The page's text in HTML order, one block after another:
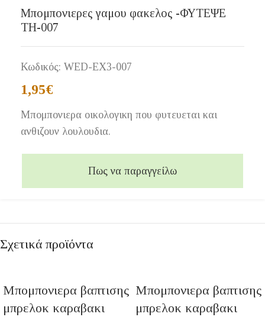
Μπομπονιερες γαμου φακελος -ΦΥΤΕΨΕ
ΤΗ-007
Κωδικός: WED-ΕΧ3-007
1,95€
Μπομπονιερα οικολογικη που φυτευεται και
ανθιζουν λουλουδια.
Πως να παραγγείλω
Σχετικά προϊόντα
Μπομπονιερα βαπτισης
μπρελοκ καραβακι
Μπομπονιερα βαπτισης
μπρελοκ καραβακι